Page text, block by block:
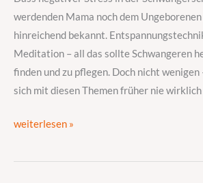
werdenden Mama noch dem
hinreichend bekannt.
Meditation – all das sollte Schwangeren
finden und zu pflegen. Doch nicht
sich mit diesen Themen früher nie
weiterlesen »